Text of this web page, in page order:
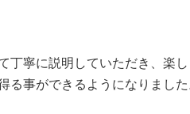
寧に説明していただき、楽
事ができるようになりました